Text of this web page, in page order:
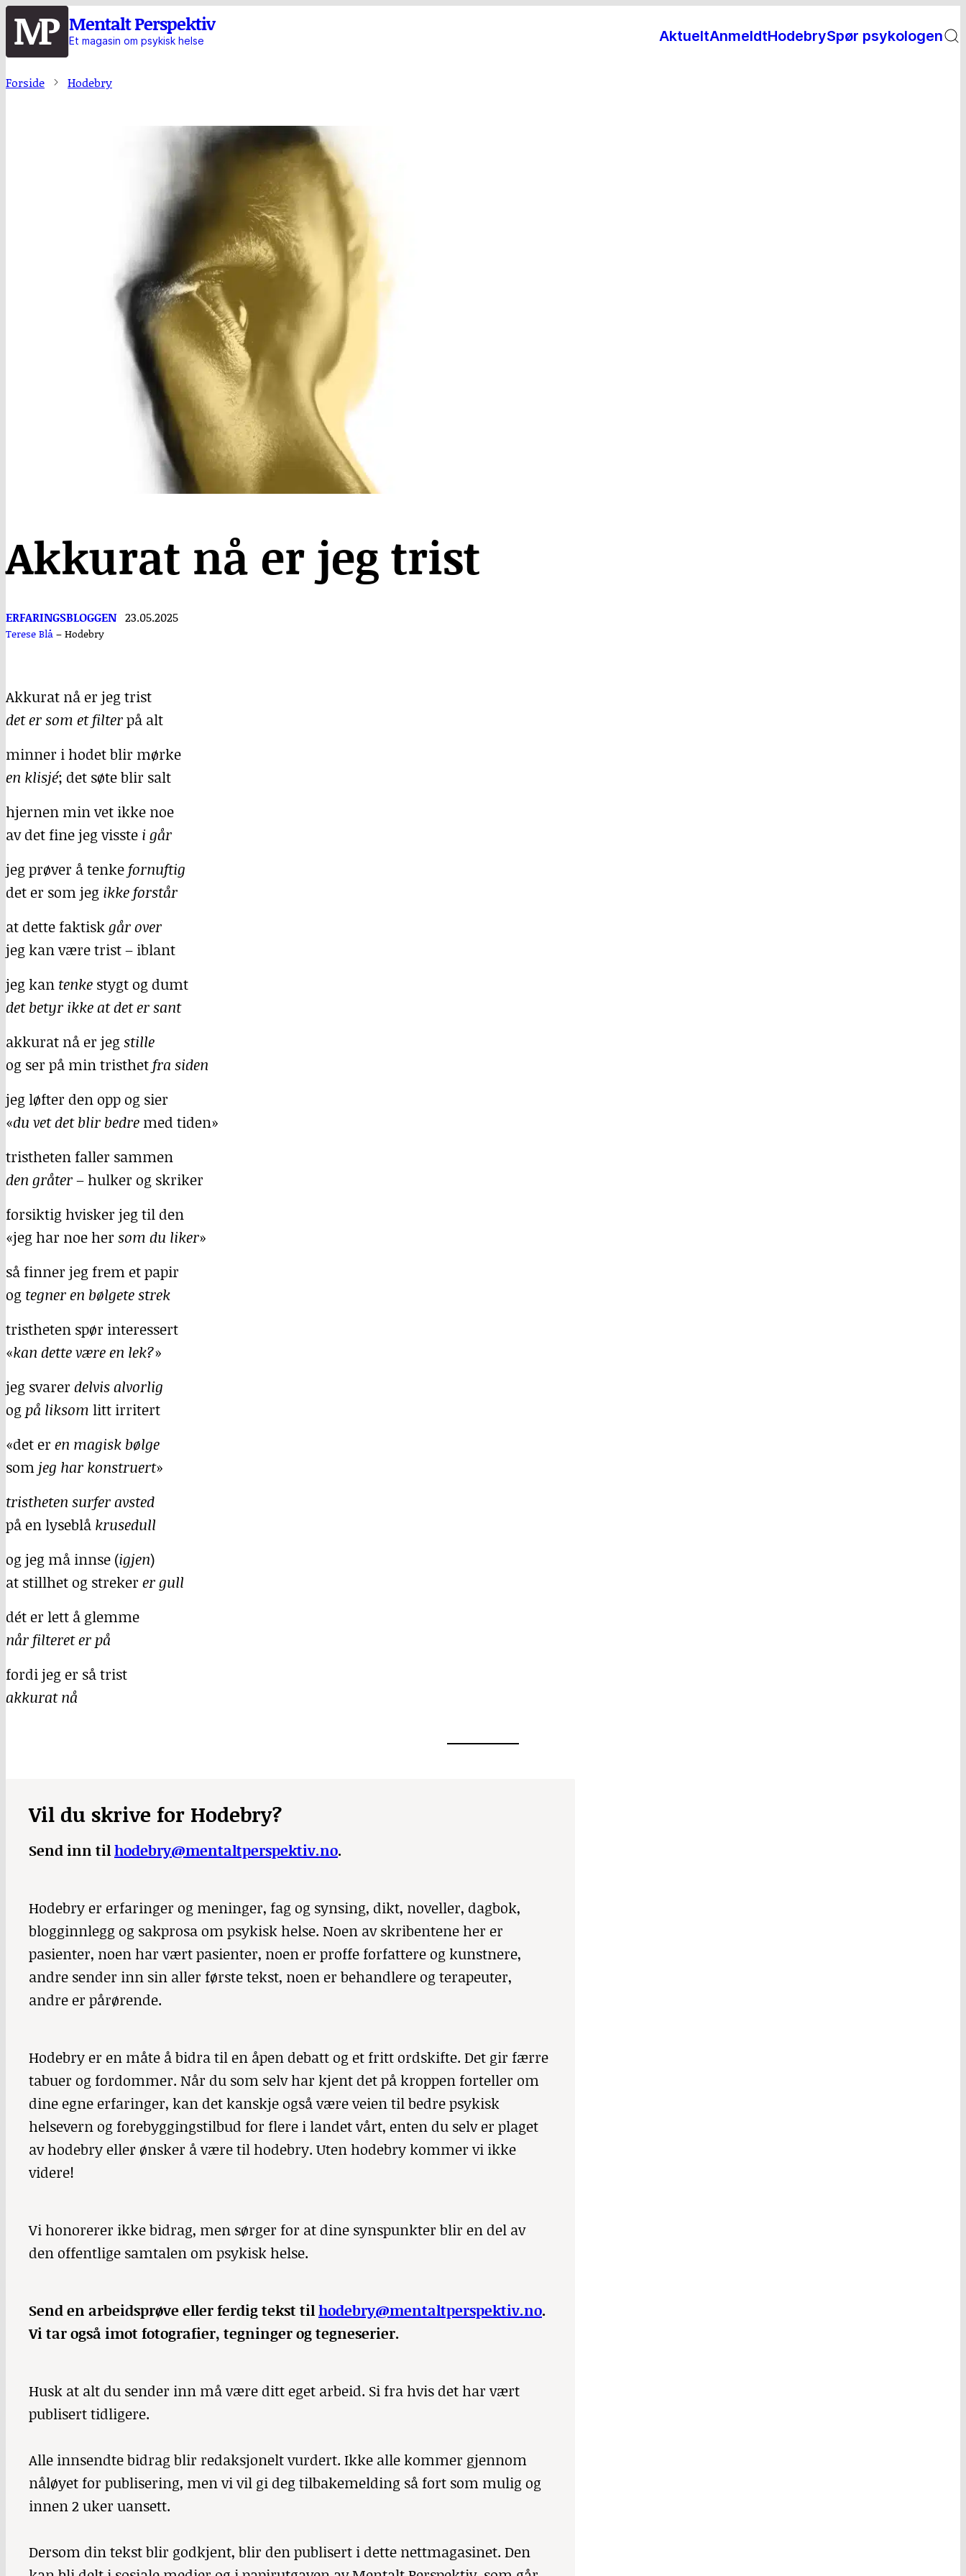
Hopp
til
hovedinnhold
Mentalt Perspektiv
Et magasin om psykisk helse AktueltAnmeldtHodebrySpør psykologen
Forside Hodebry
Akkurat nå er jeg trist
ERFARINGSBLOGGEN 23.05.2025
Terese Blå–Hodebry
Akkurat nå er jeg trist
det er som et filterpå alt
minner i hodet blir mørke
en klisjé; det søte blir salt
hjernen min vet ikke noe
av det fine jeg visste i går
jeg prøver å tenke fornuftig
det er som jeg ikke forstår
at dette faktiskgår over
jeg kan være trist – iblant
jeg kan tenke stygt og dumt
det betyr ikke at det er sant
akkurat nå er jeg stille
og ser på min tristhet fra siden
jeg løfter den opp og sier
«du vet det blir bedre med tiden»
tristheten faller sammen
den gråter– hulker og skriker
forsiktig hvisker jeg til den
«jeg har noe her som du liker»
så finner jeg frem et papir
og tegner en bølgete strek
tristheten spør interessert
«kan dette være en lek?»
jeg svarer delvis alvorlig
og på liksom litt irritert
«det er en magisk bølge
som jeg har konstruert»
tristheten surfer avsted
på en lyseblå krusedull
og jeg må innse (igjen)
at stillhet og streker er gull
dét er lett å glemme
når filteret er på
fordi jeg er så trist
akkurat nå
Vil du skrive for Hodebry?
Send inn tilhodebry@mentaltperspektiv.no.
Hodebry er erfaringer og meninger, fag og synsing, dikt, noveller, dagbok,
blogginnlegg og sakprosa om psykisk helse. Noen av skribentene her er
pasienter, noen har vært pasienter, noen er proffe forfattere og kunstnere,
andre sender inn sin aller første tekst, noen er behandlere og terapeuter,
andre er pårørende.
Hodebry er en måte å bidra til en åpen debatt og et fritt ordskifte. Det gir færre
tabuer og fordommer. Når du som selv har kjent det på kroppen forteller om
dine egne erfaringer, kan det kanskje også være veien til bedre psykisk
helsevern og forebyggingstilbud for flere i landet vårt, enten du selv er plaget
av hodebry eller ønsker å være til hodebry. Uten hodebry kommer vi ikke
videre!
Vi honorerer ikke bidrag, men sørger for at dine synspunkter blir en del av
den offentlige samtalen om psykisk helse.
Send en arbeidsprøve eller ferdig tekst tilhodebry@mentaltperspektiv.no.
Vi tar også imot fotografier, tegninger og tegneserier.
Husk at alt du sender inn må være ditt eget arbeid. Si fra hvis det har vært
publisert tidligere.
Alle innsendte bidrag blir redaksjonelt vurdert. Ikke alle kommer gjennom
nåløyet for publisering, men vi vil gi deg tilbakemelding så fort som mulig og
innen 2 uker uansett.
Dersom din tekst blir godkjent, blir den publisert i dette nettmagasinet. Den